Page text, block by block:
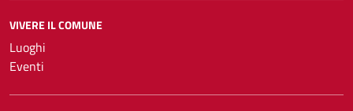
VIVERE IL COMUNE
Luoghi
Eventi